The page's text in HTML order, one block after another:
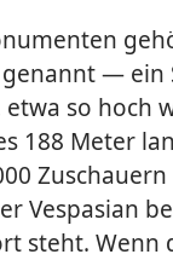
— ein
so hoch
188 Meter
Vespasian
steht. Wenn